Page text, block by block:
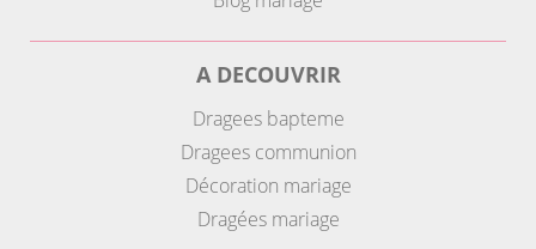
A DECOUVRIR
Dragees bapteme
Dragees communion
Décoration mariage
Dragées mariage